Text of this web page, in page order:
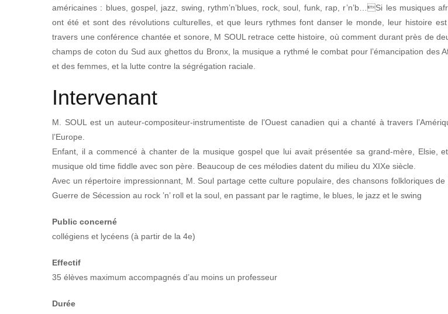
américaines : blues, gospel, jazz, swing, rythm’n’blues, rock, soul, funk, rap, r’n’b…Si les musiques
ont été et sont des révolutions culturelles, et que leurs rythmes font danser le monde, leur histoire
travers une conférence chantée et sonore, M SOUL retrace cette histoire, où comment durant près de
champs de coton du Sud aux ghettos du Bronx, la musique a rythmé le combat pour l’émancipation des
et des femmes, et la lutte contre la ségrégation raciale.
Intervenant
M. SOUL est un auteur-compositeur-instrumentiste de l’Ouest canadien qui a chanté à travers
l’Europe.
Enfant, il a commencé à chanter de la musique gospel que lui avait présentée sa grand-mère, Elsie,
musique old time fiddle avec son père. Beaucoup de ces mélodies datent du milieu du XIXe siècle.
Avec un répertoire impressionnant, M. Soul partage cette culture populaire, des chansons folkloriques de
Guerre de Sécession au rock ’n’ roll et la soul, en passant par le ragtime, le blues, le jazz et le swing
Public concerné
collégiens et lycéens (à partir de la 4e)
Effectif
35 élèves maximum accompagnés d’au moins un professeur
Durée